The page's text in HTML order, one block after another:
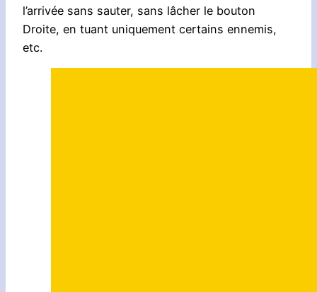
l’arrivée sans sauter, sans lâcher le bouton
Droite, en tuant uniquement certains ennemis,
etc.